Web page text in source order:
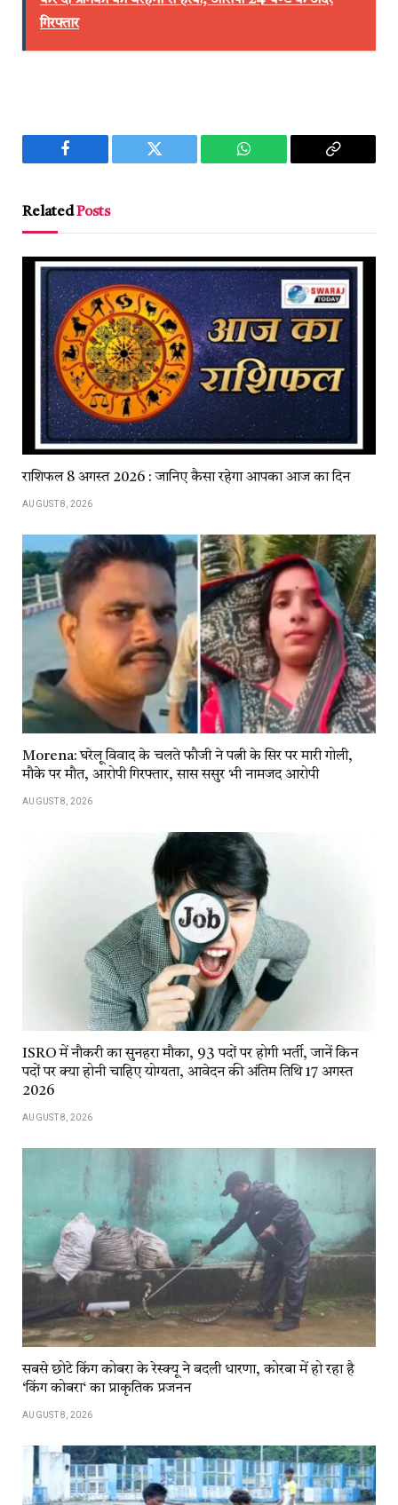
गिरफ्तार
Facebook Twitter WhatsApp
Copy
RelatedPosts
राशिफल 8 अगस्त 2026 : जानिए कैसा रहेगा आपका आज का दिन
AUGUST 8, 2026
Morena: घरेलू विवाद के चलते फौजी ने पत्नी के सिर पर मारी गोली,
मौके पर मौत, आरोपी गिरफ्तार, सास ससुर भी नामजद आरोपी
AUGUST 8, 2026
ISRO में नौकरी का सुनहरा मौका, 93 पदों पर होगी भर्ती, जानें किन
पदों पर क्या होनी चाहिए योग्यता, आवेदन की अंतिम तिथि 17 अगस्त
2026
AUGUST 8, 2026
सबसे छोटे किंग कोबरा के रेस्क्यू ने बदली धारणा, कोरबा में हो रहा है
‘किंग कोबरा‘ का प्राकृतिक प्रजनन
AUGUST 8, 2026